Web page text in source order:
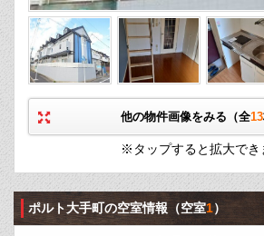
他の物件画像をみる（全13
※タップすると拡大でき
ポルト大手町の空室情報（空室1）